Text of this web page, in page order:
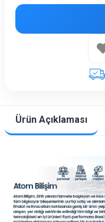
Ürün Açıklaması